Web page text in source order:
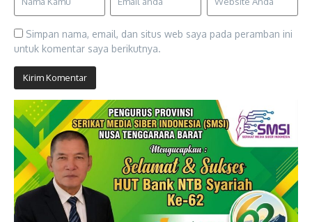
Simpan nama, email, dan situs web saya pada peramban ini
untuk komentar saya berikutnya.